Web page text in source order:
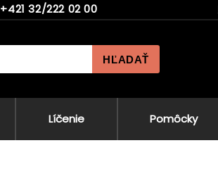
+421 32/222 02 00
HĽADAŤ
Líčenie Pomôcky